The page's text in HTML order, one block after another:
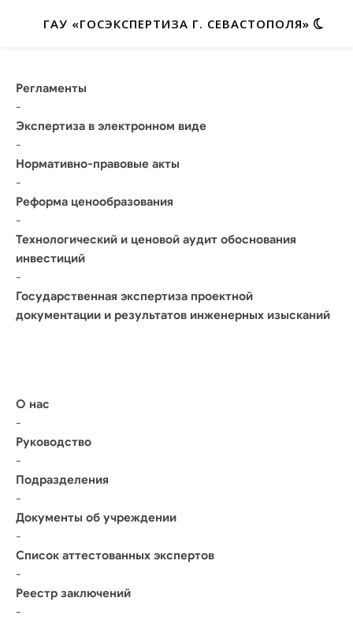
ГАУ «ГОСЭКСПЕРТИЗА Г. СЕВАСТОПОЛЯ»
Регламенты
-
Экспертиза в электронном виде
-
Нормативно-правовые акты
-
Реформа ценообразования
-
Технологический и ценовой аудит обоснования
инвестиций
-
Государственная экспертиза проектной
документации и результатов инженерных изысканий
О нас
-
Руководство
-
Подразделения
-
Документы об учреждении
-
Список аттестованных экспертов
-
Реестр заключений
-